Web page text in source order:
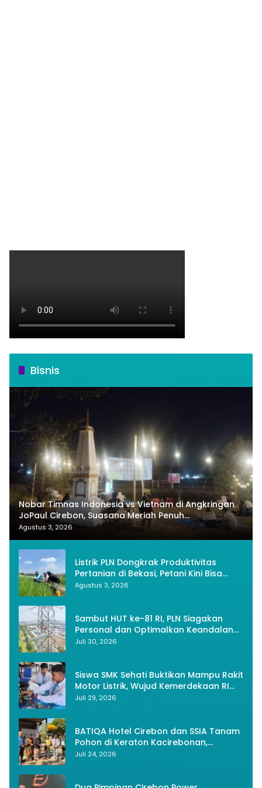
Bisnis
Nobar Timnas Indonesia vs Vietnam di Angkringan
JoPaul Cirebon, Suasana Meriah Penuh
Nasionalisme
Agustus 3, 2026
Listrik PLN Dongkrak Produktivitas
Pertanian di Bekasi, Petani Kini Bisa
Panen Tiga Kali Setahun
Agustus 3, 2026
Sambut HUT ke-81 RI, PLN Siagakan
Personal dan Optimalkan Keandalan
Instalasi Transmisi
Juli 30, 2026
Siswa SMK Sehati Buktikan Mampu Rakit
Motor Listrik, Wujud Kemerdekaan RI
Melalui Inovasi dan Kemandirian
Juli 29, 2026
BATIQA Hotel Cirebon dan SSIA Tanam
Pohon di Keraton Kacirebonan,
Lestarikan Budaya dan Lingkungan
Juli 24, 2026